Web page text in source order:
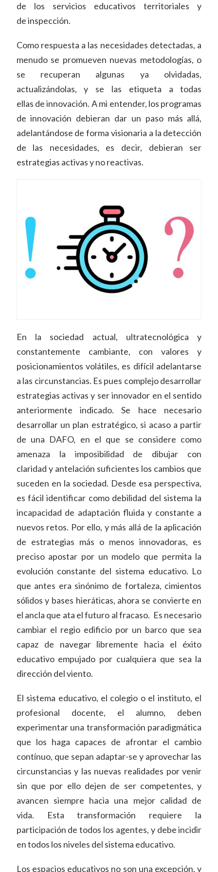
de los servicios educativos territoriales y
de inspección.
Como respuesta a las necesidades detectadas, a
menudo se promueven nuevas metodologías, o
se recuperan algunas ya olvidadas,
actualizándolas, y se las etiqueta a todas
ellas de innovación. A mi entender, los programas
de innovación debieran dar un paso más allá,
adelantándose de forma visionaria a la detección
de las necesidades, es decir, debieran ser
estrategias activas y no reactivas.
En la sociedad actual, ultratecnológica y
constantemente cambiante, con valores y
posicionamientos volátiles, es difícil adelantarse
a las circunstancias. Es pues complejo desarrollar
estrategias activas y ser innovador en el sentido
anteriormente indicado. Se hace necesario
desarrollar un plan estratégico, si acaso a partir
de una DAFO, en el que se considere como
amenaza la imposibilidad de dibujar con
claridad y antelación suficientes los cambios que
suceden en la sociedad. Desde esa perspectiva,
es fácil identificar como debilidad del sistema la
incapacidad de adaptación fluida y constante a
nuevos retos. Por ello, y más allá de la aplicación
de estrategias más o menos innovadoras, es
preciso apostar por un modelo que permita la
evolución constante del sistema educativo. Lo
que antes era sinónimo de fortaleza, cimientos
sólidos y bases hieráticas, ahora se convierte en
el ancla que ata el futuro al fracaso. Es necesario
cambiar el regio edificio por un barco que sea
capaz de navegar libremente hacia el éxito
educativo empujado por cualquiera que sea la
dirección del viento.
El sistema educativo, el colegio o el instituto, el
profesional docente, el alumno, deben
experimentar una transformación paradigmática
que los haga capaces de afrontar el cambio
contínuo, que sepan adaptar-se y aprovechar las
circunstancias y las nuevas realidades por venir
sin que por ello dejen de ser competentes, y
avancen siempre hacia una mejor calidad de
vida. Esta transformación requiere la
participación de todos los agentes, y debe incidir
en todos los niveles del sistema educativo.
Los espacios educativos no son una excepción, y